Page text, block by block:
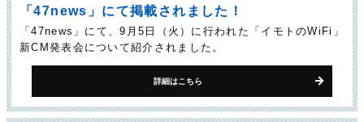
「47news」にて掲載されました！
「47news」にて、9月5日（火）に行われた「イモトのWiFi」
新CM発表会について紹介されました。
詳細はこちら